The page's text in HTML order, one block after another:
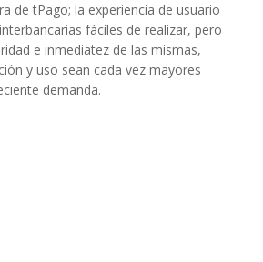
de tPago; la experiencia de usuario
fáciles de realizar, pero
e inmediatez de las mismas,
y uso sean cada vez mayores
demanda.